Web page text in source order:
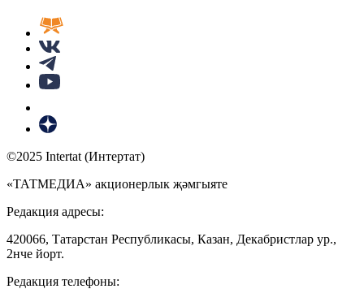
©2025 Intertat (Интертат)
«ТАТМЕДИА» акционерлык җәмгыяте
Редакция адресы:
420066, Татарстан Республикасы, Казан, Декабристлар ур.,
2нче йорт.
Редакция телефоны: